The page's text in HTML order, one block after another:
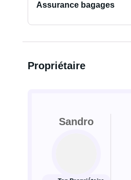
Assurance bagages
Propriétaire
Sandro